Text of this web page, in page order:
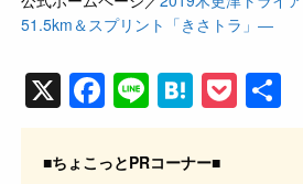
51.5km＆スプリント「きさトラ」―
X F
a
c
Li
n
e
H
at
e
P
o
■ちょこっとPRコーナー■